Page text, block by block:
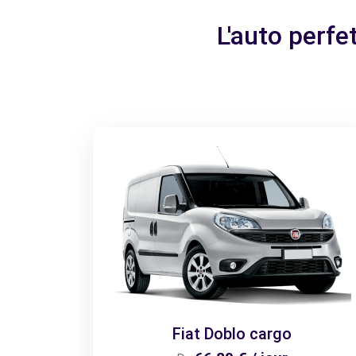
L'auto
Fiat Doblo cargo